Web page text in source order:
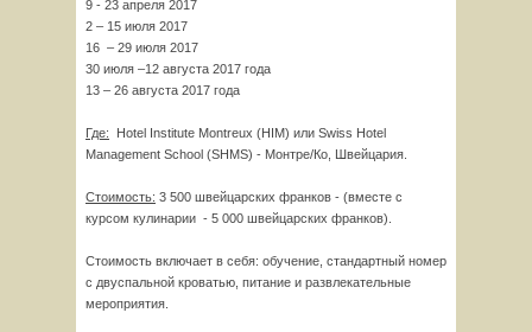
9 - 23 апреля 2017
2 – 15 июля 2017
16 – 29 июля 2017
30 июля –12 августа 2017 года
13 – 26 августа 2017 года
Где: Hotel Institute Montreux (HIM) или Swiss Hotel
Management School (SHMS) - Монтре/Ко, Швейцария.
Стоимость: 3 500 швейцарских франков - (вместе с
курсом кулинарии - 5 000 швейцарских франков).
Стоимость включает в себя: обучение, стандартный номер
с двуспальной кроватью, питание и развлекательные
мероприятия.